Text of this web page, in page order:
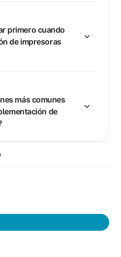
primero cuando
de impresoras
más comunes
de